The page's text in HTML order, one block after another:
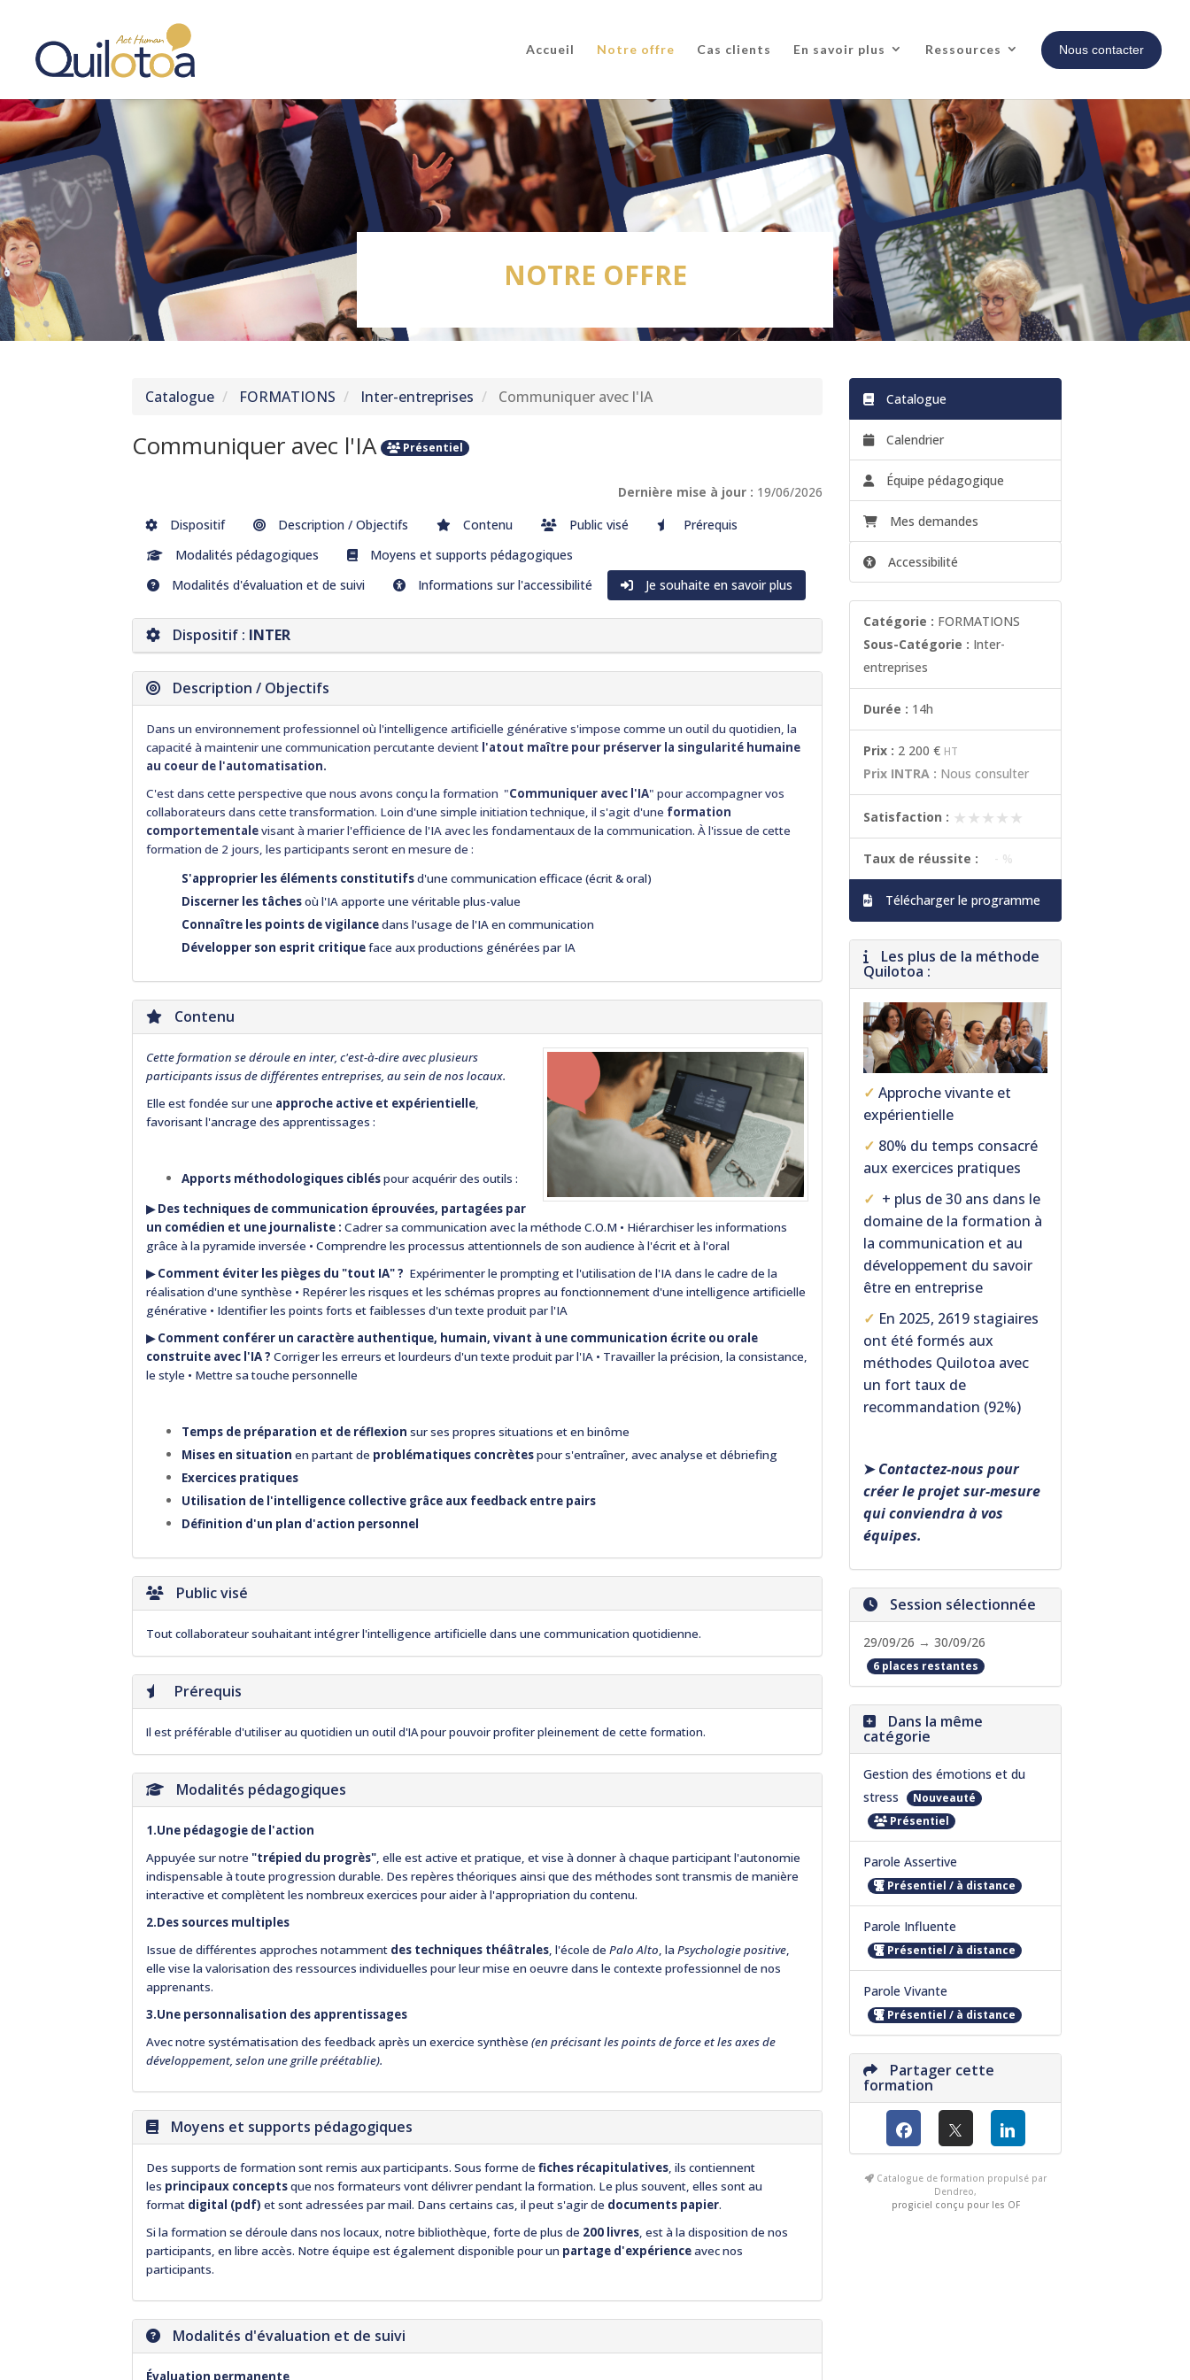
Accueil Notre offre Cas clients En savoir plus Ressources Nous contacter
NOTRE OFFRE
Catalogue FORMATIONS Inter-entreprises Communiquer avec l'IA
Communiquer avec l'IA Présentiel
Dernière mise à jour : 19/06/2026
Dispositif
Description / Objectifs Contenu Public visé
Prérequis
Modalités pédagogiques
Moyens et supports pédagogiques
Modalités d'évaluation et de suivi
Informations sur l'accessibilité Je souhaite en savoir plus
Dispositif : INTER
Description / Objectifs
Dans un environnement professionnel où l'intelligence artificielle générative s'impose comme un outil du quotidien, la
capacité à maintenir une communication percutantedevient l'atout maître pour préserver la singularité humaine
au coeur de l'automatisation.
C'est dans cette perspective que nous avons conçu la formation "Communiquer avec l'IA"pour accompagner vos
collaborateurs dans cette transformation. Loin d'une simple initiation technique, il s'agit d'une formation
comportementalevisant à marier l'efficience de l'IA avec les fondamentaux de la communication.À l'issue de cette
formation de 2 jours, les participants seront en mesure de :
S'approprier les éléments constitutifsd'une communication efficace (écrit & oral)
Discerner les tâchesoù l'IA apporte une véritable plus-value
Connaître les points de vigilancedans l'usage de l'IA en communication
Développer son esprit critiqueface aux productions générées par IA
Contenu
Cette formation se déroule en inter, c'est-à-dire avec plusieurs
participants issus de différentes entreprises, au sein de nos locaux.
Elle est fondée sur une approche active et expérientielle,
favorisant l'ancrage des apprentissages :
Apports méthodologiques cibléspour acquérir des outils :
▶︎Des techniques de communication éprouvées, partagées par
un comédien et une journaliste : Cadrer sa communication avec la méthode C.O.M • Hiérarchiser les informations
grâce à la pyramide inversée • Comprendre les processus attentionnels de son audience à l'écrit et à l'oral
▶︎Comment éviter les pièges du "tout IA" ? Expérimenter le prompting et l'utilisation de l'IA dans le cadre de la
réalisation d'une synthèse • Repérer les risques et les schémas propres au fonctionnement d'une intelligence artificielle
générative • Identifier les points forts et faiblesses d'un texte produit par l'IA
▶︎Comment conférer un caractère authentique, humain, vivant à une communication écrite ou orale
construite avec l'IA ? Corriger les erreurs et lourdeurs d'un texte produit par l'IA • Travailler la précision, la consistance,
le style • Mettre sa touche personnelle
Temps de préparation et de réflexion sur ses propres situations et en binôme
Mises en situationen partant de problématiques concrètespour s'entraîner, avec analyse et débriefing
Exercices pratiques
Utilisation de l'intelligence collective grâce aux feedback entre pairs
Définition d'un plan d'action personnel
Public visé
Tout collaborateur souhaitant intégrer l'intelligence artificielle dans une communication quotidienne.
Prérequis
Il est préférable d'utiliser au quotidien un outil d'IA pour pouvoir profiter pleinement de cette formation.
Modalités pédagogiques
1.Une pédagogie de l'action
Appuyée sur notre "trépied du progrès", elle est active et pratique, et vise à donner à chaque participant l'autonomie
indispensable à toute progression durable. Des repères théoriques ainsi que des méthodes sont transmis de manière
interactive et complètent les nombreux exercices pour aider à l'appropriation du contenu.
2.Des sources multiples
Issue de différentes approches notamment des techniques théâtrales, l'école dePalo Alto, laPsychologie positive,
elle vise la valorisation des ressources individuelles pour leur mise en oeuvre dans le contexte professionnel de nos
apprenants.
3.Une personnalisation des apprentissages
Avec notre systématisation des feedback après un exercice synthèse(en précisant les points de force et les axes de
développement, selon une grille préétablie).
Moyens et supports pédagogiques
Des supports de formation sont remis aux participants. Sous forme defiches récapitulatives, ils contiennent
les principaux conceptsque nos formateurs vont délivrer pendant la formation. Le plus souvent, elles sont au
format digital (pdf) et sont adressées par mail. Dans certains cas, il peut s'agir de documents papier.
Si la formation se déroule dans nos locaux, notre bibliothèque, forte de plus de 200 livres, est à la disposition de nos
participants, en libre accès. Notre équipe est également disponible pour un partage d'expérienceavec nos
participants.
Modalités d'évaluation et de suivi
Évaluation permanente
Catalogue
Calendrier
Équipe pédagogique
Mes demandes
Accessibilité
Catégorie : FORMATIONS
Sous-Catégorie : Inter-
entreprises
Durée : 14h
Prix : 2 200 € HT
Prix INTRA : Nous consulter
Satisfaction : ★★★★★
★★★★★
Taux de réussite : - %
Télécharger le programme
Les plus de la méthode
Quilotoa :
✓Approche vivante et
expérientielle
✓ 80% du temps consacré
aux exercices pratiques
✓ + plus de 30 ans dans le
domaine de la formation à
la communication et au
développement du savoir
être en entreprise
✓ En 2025, 2619 stagiaires
ont été formés aux
méthodes Quilotoa avec
un fort taux de
recommandation (92%)
➤Contactez-nous pour
créer le projet sur-mesure
qui conviendra à vos
équipes.
Session sélectionnée
29/09/26 → 30/09/26
6 places restantes
Dans la même
catégorie
Gestion des émotions et du
stress
Nouveauté
Présentiel
Parole Assertive
Présentiel / à distance
Parole Influente
Présentiel / à distance
Parole Vivante
Présentiel / à distance
Partager cette
formation
Catalogue de formation propulsé par
Dendreo,
progiciel conçu pour les OF